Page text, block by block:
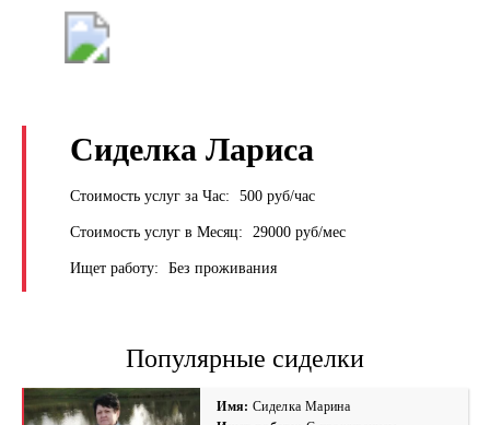
Сиделка Лариса
Стоимость услуг за Час: 500 руб/час
Стоимость услуг в Месяц: 29000 руб/мес
Ищет работу: Без проживания
Популярные сиделки
Имя: Сиделка Марина